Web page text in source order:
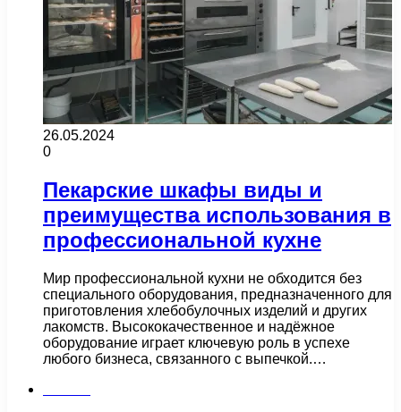
26.05.2024
0
Пекарские шкафы виды и
преимущества использования в
профессиональной кухне
Мир профессиональной кухни не обходится без
специального оборудования, предназначенного для
приготовления хлебобулочных изделий и других
лакомств. Высококачественное и надёжное
оборудование играет ключевую роль в успехе
любого бизнеса, связанного с выпечкой.…